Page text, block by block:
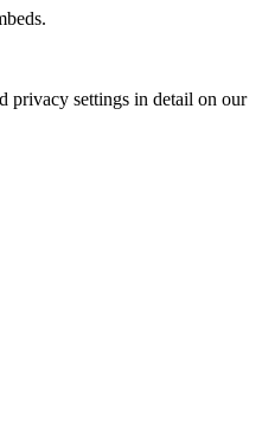
privacy settings in detail on our